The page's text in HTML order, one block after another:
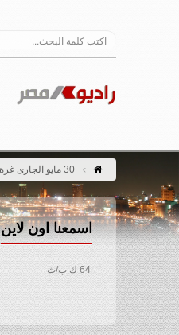
30 مايو الجارى غرة شهر شعبان فلكيا
اسمعنا اون لاين
64 ك ب/ث